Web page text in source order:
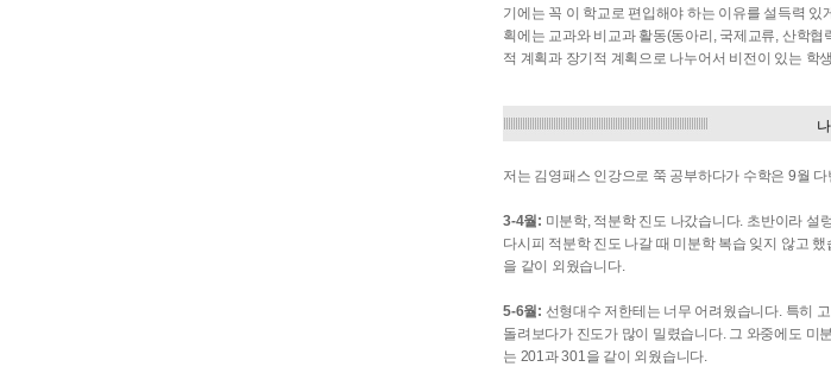
기에는 꼭 이 학교로 편입해야 하는 이유를 설득력
획에는 교과와 비교과 활동(동아리, 국제교류, 산학
적 계획과 장기적 계획으로 나누어서 비전이 있는 학
저는 김영패스 인강으로 쭉 공부하다가 수학은 9월
3-4월: 미분학, 적분학 진도 나갔습니다. 초반이라 설
다시피 적분학 진도 나갈 때 미분학 복습 잊지 않고
을 같이 외웠습니다.
5-6월: 선형대수 저한테는 너무 어려웠습니다. 특히
돌려보다가 진도가 많이 밀렸습니다. 그 와중에도 미
는 201과 301을 같이 외웠습니다.